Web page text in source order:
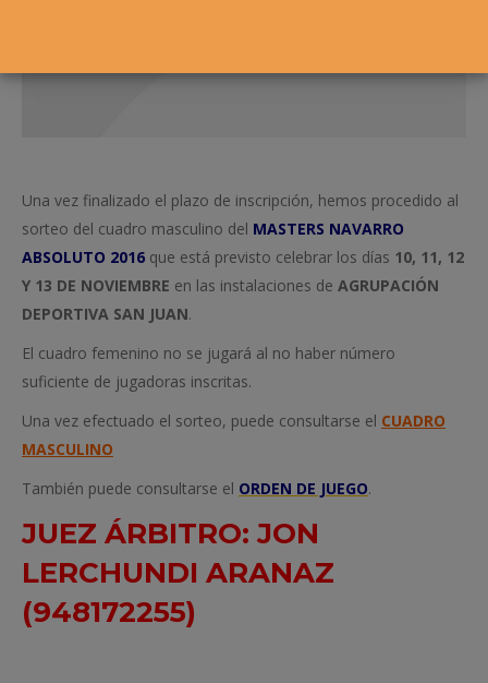
Una vez finalizado el plazo de inscripción, hemos procedido al
sorteo del cuadro masculino del MASTERS NAVARRO
ABSOLUTO 2016 que está previsto celebrar los días 10, 11, 12
Y 13 DE NOVIEMBRE en las instalaciones de AGRUPACIÓN
DEPORTIVA SAN JUAN.
El cuadro femenino no se jugará al no haber número
suficiente de jugadoras inscritas.
Una vez efectuado el sorteo, puede consultarse el CUADRO
MASCULINO
También puede consultarse el ORDEN DE JUEGO.
JUEZ ÁRBITRO: JON
LERCHUNDI ARANAZ
(948172255)